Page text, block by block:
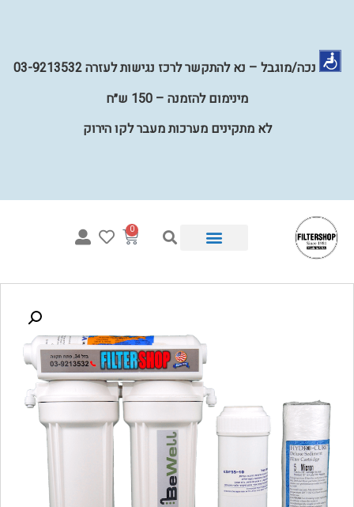
נכה/מוגבל – נא להתקשר לרכז נגישות לעזרה 03-9213532
מינימום להזמנה – 150 ש״ח
לא מתקינים מערכות מעבר לקו הירוק
0